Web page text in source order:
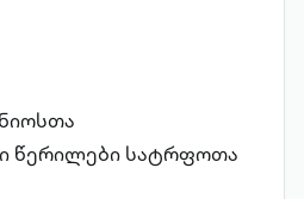
წერილები სატრფოთა